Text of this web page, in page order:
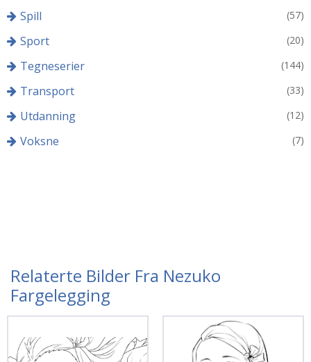
Spill (57)
Sport (20)
Tegneserier (144)
Transport (33)
Utdanning (12)
Voksne (7)
Relaterte Bilder Fra Nezuko
Fargelegging